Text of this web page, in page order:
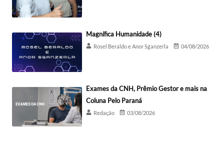
Magnífica Humanidade (4)
Rosel Beraldo e Anor Sganzerla 04/08/2026
Exames da CNH, Prêmio Gestor e mais na
Coluna Pelo Paraná
Redação 03/08/2026